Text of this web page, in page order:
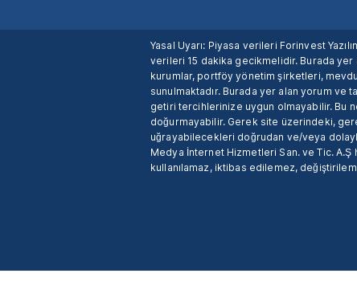
Yasal Uyarı: Piyasa verileri Forinvest
verileri 15 dakika gecikmelidir. Burada yer
kurumlar, portföy yönetim şirketleri,
sunulmaktadır. Burada yer alan yorum ve
getiri tercihlerinize uygun olmayabilir. Bu
doğurmayabilir. Gerek site üzerindeki,
uğrayabilecekleri doğrudan ve/veya
Medya İnternet Hizmetleri San. ve Tic.
kullanılamaz, iktibas edilemez,